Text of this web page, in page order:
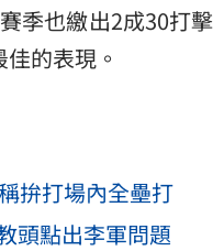
季也繳出2成30打擊
的表現。
拚打場內全壘打
頭點出李軍問題